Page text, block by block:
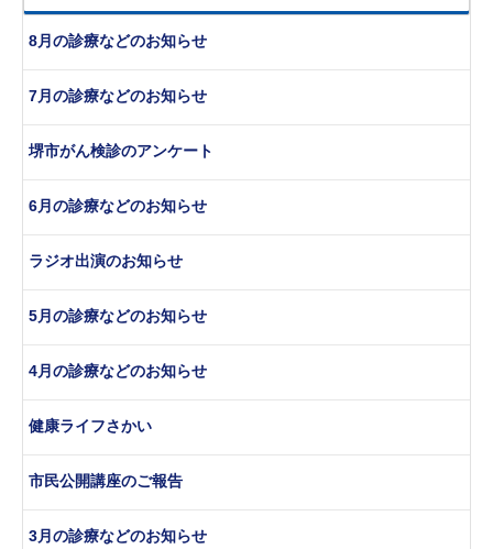
8月の診療などのお知らせ
7月の診療などのお知らせ
堺市がん検診のアンケート
6月の診療などのお知らせ
ラジオ出演のお知らせ
5月の診療などのお知らせ
4月の診療などのお知らせ
健康ライフさかい
市民公開講座のご報告
3月の診療などのお知らせ